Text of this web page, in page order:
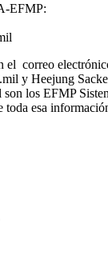
EFMP:
el correo
y Heejung
los EFMP
toda esa